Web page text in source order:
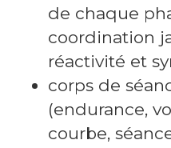
de chaque
coordination
réactivité et
corps de
(endurance,
courbe,